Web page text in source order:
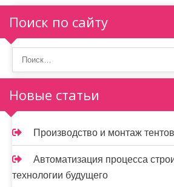
о
з
а
п
и
с
я
м
Поиск по сайту
Новые статьи
Производство и монтаж
Автоматизация процесса
технологии будущего